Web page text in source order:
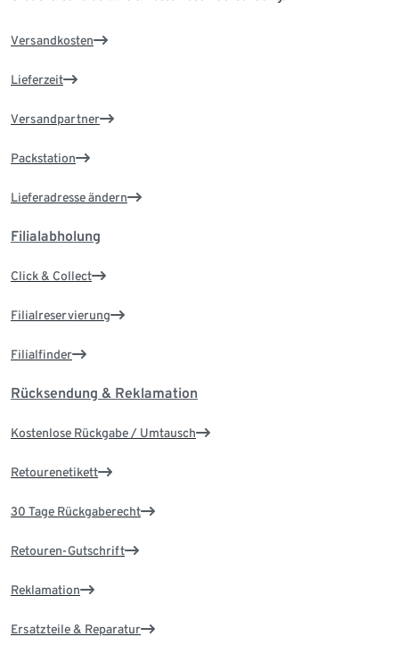
Versandkosten
Lieferzeit
Versandpartner
Packstation
Lieferadresse ändern
Filialabholung
Click & Collect
Filialreservierung
Filialfinder
Rücksendung & Reklamation
Kostenlose Rückgabe / Umtausch
Retourenetikett
30 Tage Rückgaberecht
Retouren-Gutschrift
Reklamation
Ersatzteile & Reparatur